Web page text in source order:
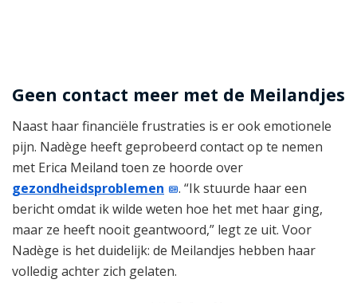
Geen contact meer met de Meilandjes
Naast haar financiële frustraties is er ook emotionele
pijn. Nadège heeft geprobeerd contact op te nemen
met Erica Meiland toen ze hoorde over
gezondheidsproblemen
. “Ik stuurde haar een
bericht omdat ik wilde weten hoe het met haar ging,
maar ze heeft nooit geantwoord,” legt ze uit. Voor
Nadège is het duidelijk: de Meilandjes hebben haar
volledig achter zich gelaten.